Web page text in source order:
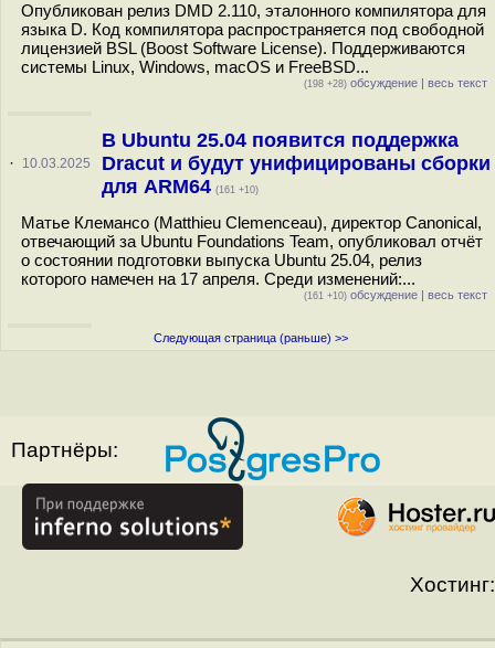
Опубликован релиз DMD 2.110, эталонного компилятора для
языка D. Код компилятора распространяется под свободной
лицензией BSL (Boost Software License). Поддерживаются
системы Linux, Windows, macOS и FreeBSD...
(198 +28) обсуждение | весь текст
· 10.03.2025
В Ubuntu 25.04 появится поддержка
Dracut и будут унифицированы сборки
для ARM64 (161 +10)
Матье Клемансо (Matthieu Clemenceau), директор Canonical,
отвечающий за Ubuntu Foundations Team, опубликовал отчёт
о состоянии подготовки выпуска Ubuntu 25.04, релиз
которого намечен на 17 апреля. Среди изменений:...
(161 +10) обсуждение | весь текст
Следующая страница (раньше) >>
Партнёры:
Хостинг: